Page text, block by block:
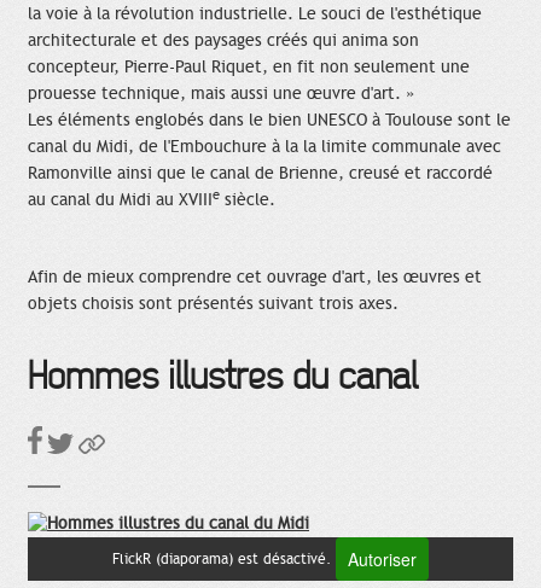
la voie à la révolution industrielle. Le souci de l'esthétique
architecturale et des paysages créés qui anima son
concepteur, Pierre-Paul Riquet, en fit non seulement une
prouesse technique, mais aussi une œuvre d'art. »
Les éléments englobés dans le bien UNESCO à Toulouse sont le
canal du Midi, de l'Embouchure à la la limite communale avec
Ramonville ainsi que le canal de Brienne, creusé et raccordé
au canal du Midi au XVIIIe siècle.
Afin de mieux comprendre cet ouvrage d'art, les œuvres et
objets choisis sont présentés suivant trois axes.
Hommes illustres du canal
FlickR (diaporama) est désactivé. Autoriser